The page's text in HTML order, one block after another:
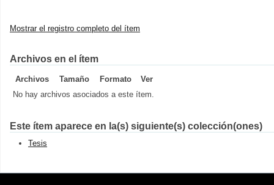
Mostrar el registro completo del ítem
Archivos en el ítem
Archivos Tamaño Formato
Ver
No hay archivos asociados a este ítem.
Este ítem aparece en la(s) siguiente(s) colección(ones)
Tesis